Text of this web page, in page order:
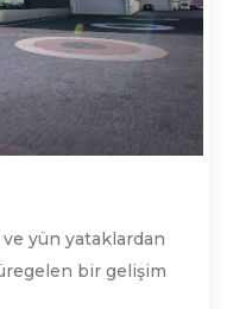
yün yataklardan
bir gelişim